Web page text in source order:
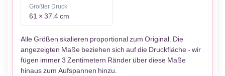
Größter Druck
61 × 37.4 cm
Alle Größen skalieren proportional zum Original. Die
angezeigten Maße beziehen sich auf die Druckfläche - wir
fügen immer 3 Zentimetern Ränder über diese Maße
hinaus zum Aufspannen hinzu.